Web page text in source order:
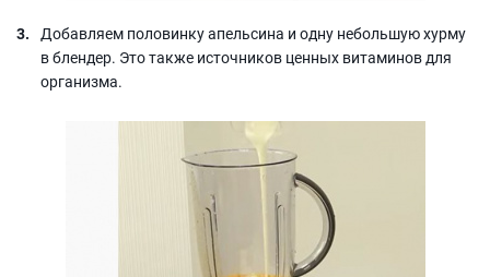
Добавляем половинку апельсина и одну небольшую хурму
в блендер. Это также источников ценных витаминов для
организма.